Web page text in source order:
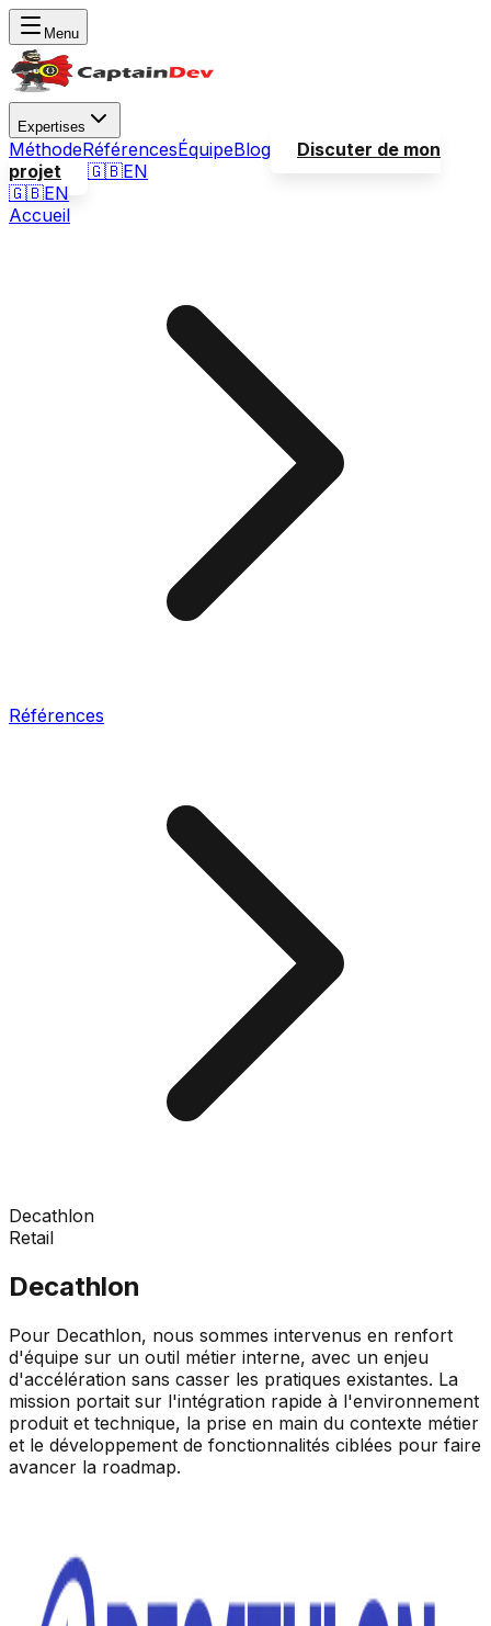
Menu
Expertises
MéthodeRéférencesÉquipeBlog
Discuter de mon
projet
🇬🇧EN
🇬🇧EN
Accueil
Références
Decathlon
Retail
Decathlon
Pour Decathlon, nous sommes intervenus en renfort
d'équipe sur un outil métier interne, avec un enjeu
d'accélération sans casser les pratiques existantes. La
mission portait sur l'intégration rapide à l'environnement
produit et technique, la prise en main du contexte métier
et le développement de fonctionnalités ciblées pour faire
avancer la roadmap.